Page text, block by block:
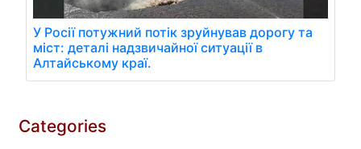
У Росії потужний потік зруйнував дорогу та
міст: деталі надзвичайної ситуації в
Алтайському краї.
Categories